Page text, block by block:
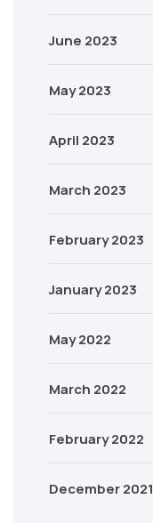
June 2023
May 2023
April 2023
March 2023
February 2023
January 2023
May 2022
March 2022
February 2022
December 2021